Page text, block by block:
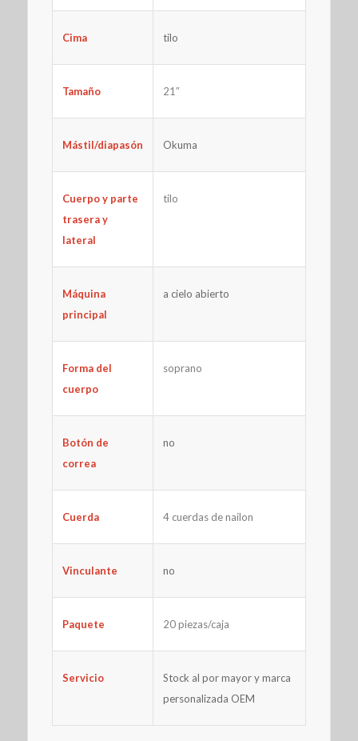
Cima tilo
Tamaño 21″
Mástil/diapasón Okuma
Cuerpo y parte
trasera y
lateral
tilo
Máquina
principal
a cielo abierto
Forma del
cuerpo
soprano
Botón de
correa
no
Cuerda 4 cuerdas de nailon
Vinculante no
Paquete 20 piezas/caja
Servicio
Stock al por mayor y marca
personalizada OEM